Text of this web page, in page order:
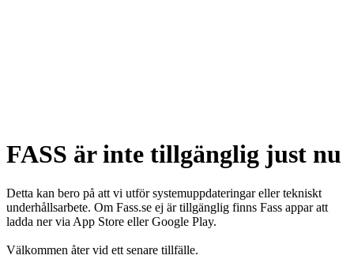
FASS är inte tillgänglig just nu
Detta kan bero på att vi utför systemuppdateringar eller tekniskt
underhållsarbete. Om Fass.se ej är tillgänglig finns Fass appar att
ladda ner via App Store eller Google Play.
Välkommen åter vid ett senare tillfälle.